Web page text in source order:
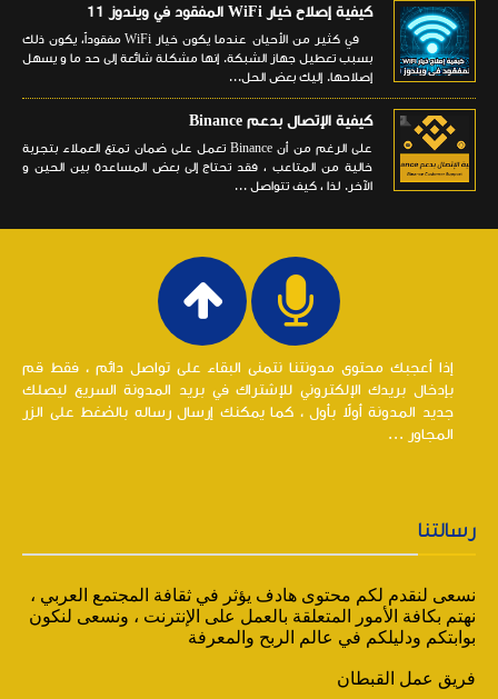
كيفية إصلاح خيار WiFi المفقود في ويندوز 11
في كثير من الأحيان عندما يكون خيار WiFi مفقوداً، يكون ذلك
بسبب تعطيل جهاز الشبكة. إنها مشكلة شائعة إلى حد ما و يسهل
إصلاحها. إليك بعض الحل...
كيفية الإتصال بدعم Binance
على الرغم من أن Binance تعمل على ضمان تمتع العملاء بتجربة
خالية من المتاعب ، فقد تحتاج إلى بعض المساعدة بين الحين و
الآخر. لذا ، كيف تتواصل ...
إذا أعجبك محتوى مدونتنا نتمنى البقاء على تواصل دائم ، فقط قم
بإدخال بريدك الإلكتروني للإشتراك في بريد المدونة السريع ليصلك
جديد المدونة أولاً بأول ، كما يمكنك إرسال رساله بالضغط على الزر
المجاور ...
رسالتنا
نسعى لنقدم لكم محتوى هادف يؤثر في ثقافة المجتمع العربي ،
نهتم بكافة الأمور المتعلقة بالعمل على الإنترنت ، ونسعى لنكون
بوابتكم ودليلكم في عالم الربح والمعرفة
فريق عمل القبطان